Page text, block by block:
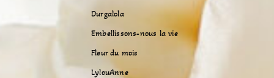
Durgalola
Embellissons-nous la vie
Fleur du mois
LylouAnne